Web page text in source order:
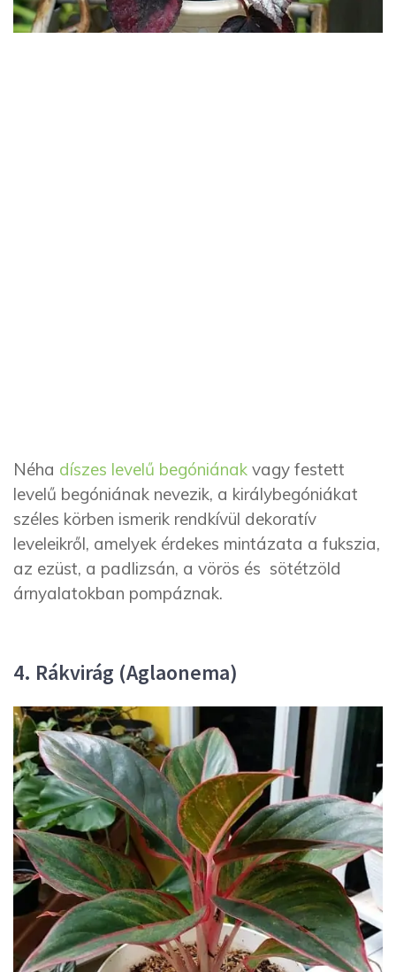
Néha díszes levelű begóniának vagy festett
levelű begóniának nevezik, a királybegóniákat
széles körben ismerik rendkívül dekoratív
leveleikről, amelyek érdekes mintázata a fukszia,
az ezüst, a padlizsán, a vörös és sötétzöld
árnyalatokban pompáznak.
4. Rákvirág (Aglaonema)